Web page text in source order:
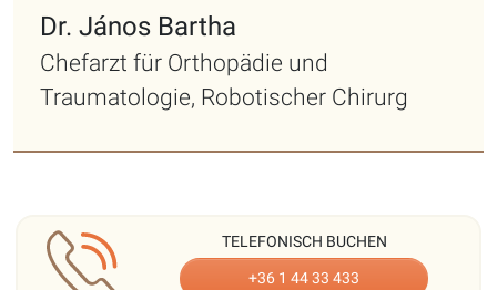
Dr. János Bartha
Chefarzt für Orthopädie und
Traumatologie, Robotischer Chirurg
TELEFONISCH BUCHEN
+36 1 44 33 433